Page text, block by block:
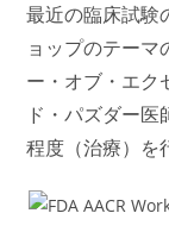
最近の臨床試験
ョップのテーマ
ー・オブ・エク
ド・パズダー
程度（治療）を